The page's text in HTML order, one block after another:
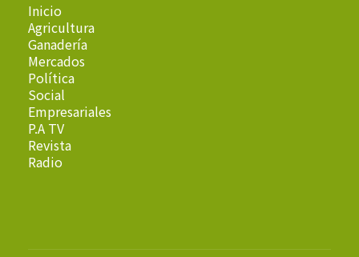
Inicio
Agricultura
Ganadería
Mercados
Política
Social
Empresariales
P.A TV
Revista
Radio